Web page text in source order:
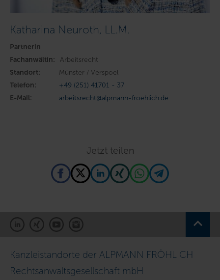
Katharina Neuroth, LL.M.
Partnerin
Fachanwältin:
Arbeitsrecht
Standort:
Münster / Verspoel
Telefon:
+49 (251) 41701 - 37
E-Mail:
arbeitsrecht@alpmann-froehlich.de
Jetzt teilen
Kanzleistandorte der ALPMANN FRÖHLICH
Rechtsanwaltsgesellschaft mbH